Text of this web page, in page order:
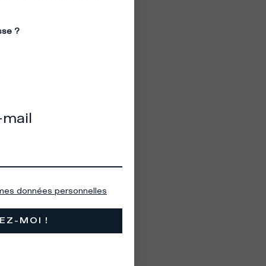
?
données personnelles
MOI !